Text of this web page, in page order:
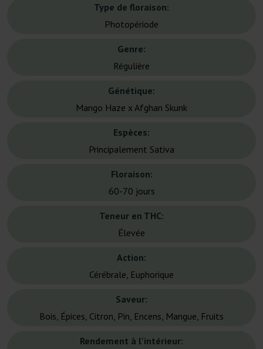
Type de floraison:
Photopériode
Genre:
Régulière
Génétique:
Mango Haze x Afghan Skunk
Espèces:
Principalement Sativa
Floraison:
60-70 jours
Teneur en THC:
Élevée
Action:
Cérébrale, Euphorique
Saveur:
Bois, Épices, Citron, Pin, Encens, Mangue, Fruits
Rendement à l'intérieur: